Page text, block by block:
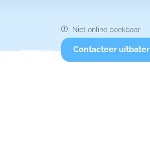
Niet online boekbaar
Contacteer uitbater